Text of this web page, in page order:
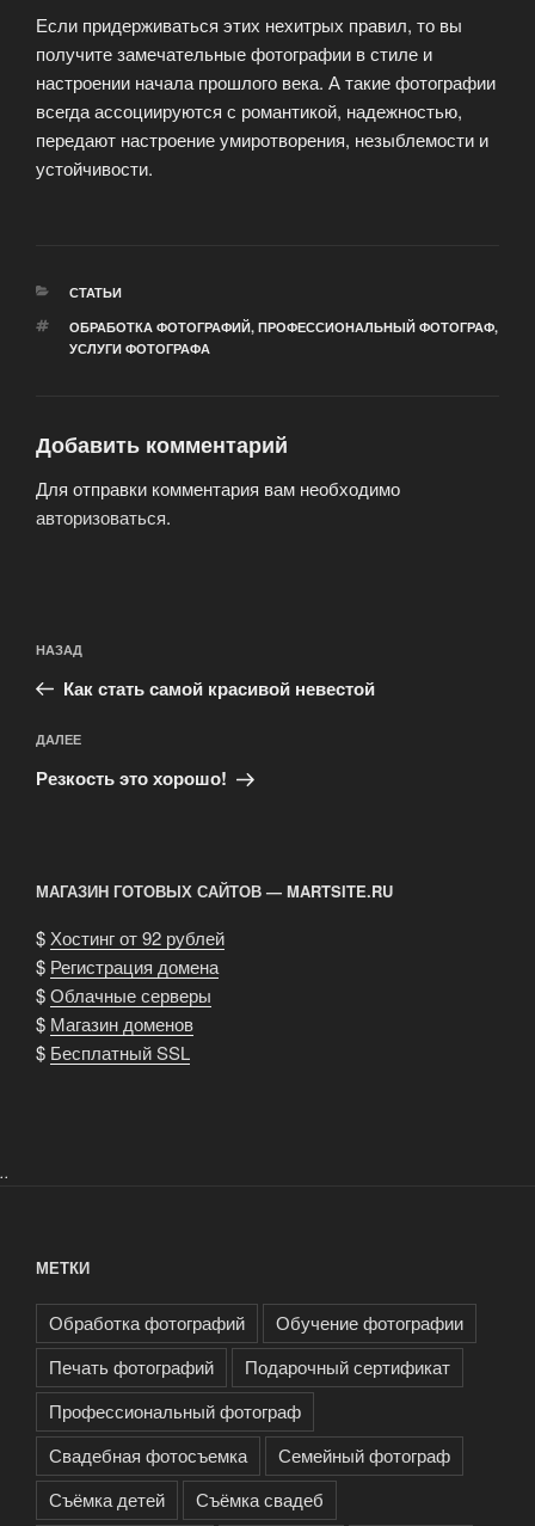
Если придерживаться этих нехитрых правил, то вы
получите замечательные фотографии в стиле и
настроении начала прошлого века. А такие фотографии
всегда ассоциируются с романтикой, надежностью,
передают настроение умиротворения, незыблемости и
устойчивости.
РУБРИКИ
СТАТЬИ
МЕТКИ
ОБРАБОТКА ФОТОГРАФИЙ, ПРОФЕССИОНАЛЬНЫЙ ФОТОГРАФ,
УСЛУГИ ФОТОГРАФА
Добавить комментарий
Для отправки комментария вам необходимо
авторизоваться.
по
записям
Предыдущая
запись:
НАЗАД
Как стать самой красивой невестой
Следующая
запись
ДАЛЕЕ
Резкость это хорошо!
МАГАЗИН ГОТОВЫХ САЙТОВ — MARTSITE.RU
$ Хостинг от 92 рублей
$ Регистрация домена
$Облачные серверы
$ Магазин доменов
$ Бесплатный SSL
..
МЕТКИ
Обработка фотографий
Обучение фотографии
Печать фотографий
Подарочный сертификат
Профессиональный фотограф
Свадебная фотосъемка
Семейный фотограф
Съёмка детей
Съёмка свадеб